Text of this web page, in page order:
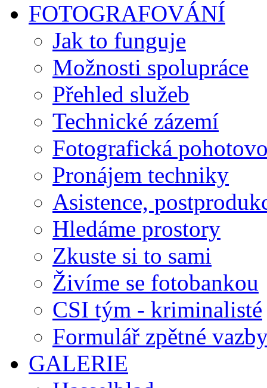
FOTOGRAFOVÁNÍ
Jak to funguje
Možnosti spolupráce
Přehled služeb
Technické zázemí
Fotografická
Pronájem techniky
Asistence,
Hledáme prostory
Zkuste si to sami
Živíme se fotobankou
CSI tým - kriminalisté
Formulář zpětné
GALERIE